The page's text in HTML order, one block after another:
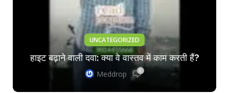
UNCATEGORIZED
हाइट बढ़ाने वाली दवा: क्या वे वास्तव में काम करती हैं?
Meddrop 0